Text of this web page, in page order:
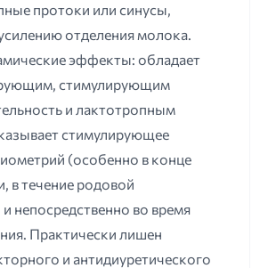
протоки или синусы,
отделения молока.
эффекты: обладает
стимулирующим
и лактотропным
стимулирующее
(особенно в конце
в течение родовой
и непосредственно во время
Практически лишен
и антидиуретического